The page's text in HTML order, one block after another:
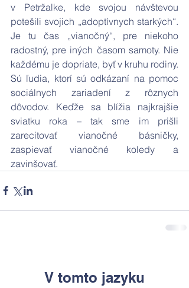
v Petržalke, kde svojou návštevou
potešili svojich „adoptívnych starkých“.
Je tu čas „vianočný“, pre niekoho
radostný, pre iných časom samoty. Nie
každému je dopriate, byť v kruhu rodiny.
Sú ľudia, ktorí sú odkázaní na pomoc
sociálnych zariadení z rôznych
dôvodov. Keďže sa blížia najkrajšie
sviatku roka – tak sme im prišli
zarecitovať vianočné básničky,
zaspievať vianočné koledy a
zavinšovať.
V tomto jazyku